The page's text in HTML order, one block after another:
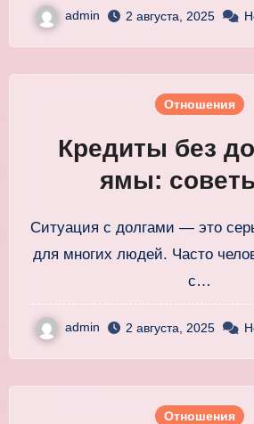
admin 2 августа, 2025
Отношения
Кредиты без
ямы:
Ситуация с долгами — это серьезная проблема
для многих людей. Часто
с…
admin 2 августа, 2025
Отношения